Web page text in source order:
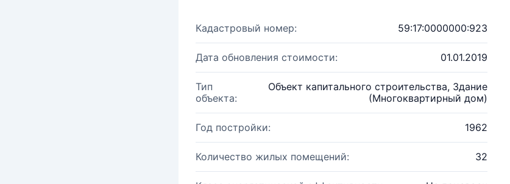
Кадастровый номер: 59:17:0000000:923
Дата обновления стоимости: 01.01.2019
Тип
объекта:
Объект капитального строительства, Здание
(Многоквартирный дом)
Год постройки: 1962
Количество жилых помещений: 32